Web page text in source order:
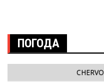
ПОГОДА